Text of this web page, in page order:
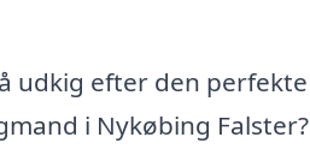
udkig efter den perfekte
i Nykøbing